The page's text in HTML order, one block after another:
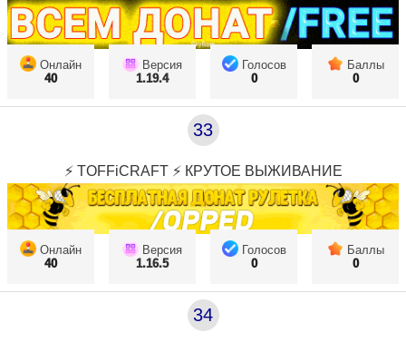
Онлайн
40
Версия
1.19.4
Голосов
0
Баллы
0
33
⚡ TOFFiCRAFT ⚡ КРУТОЕ ВЫЖИВАНИЕ
Онлайн
40
Версия
1.16.5
Голосов
0
Баллы
0
34